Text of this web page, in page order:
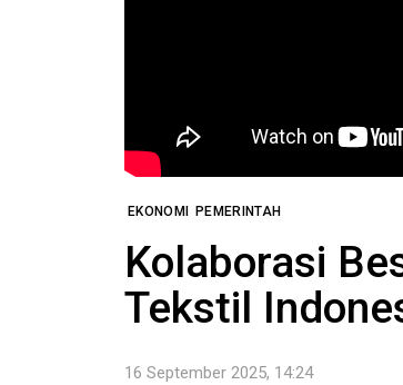
EKONOMI PEMERINTAH
Kolaborasi
Tekstil
16 September 2025, 14:24